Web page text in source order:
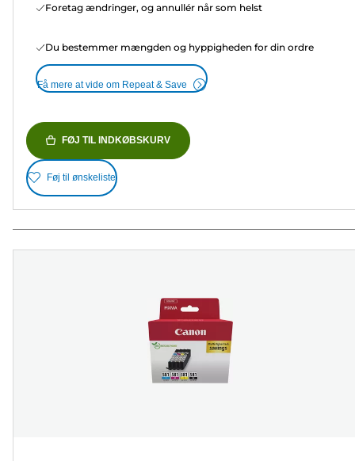
Foretag ændringer, og annullér når som helst
Du bestemmer mængden og hyppigheden for din ordre
Få mere at vide om Repeat & Save
FØJ TIL INDKØBSKURV
Føj til ønskeliste